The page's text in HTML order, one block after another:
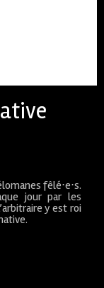
fêlé⋅e⋅s.
jour par les
y est roi